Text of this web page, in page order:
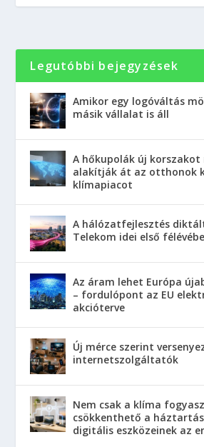
Legutóbbi bejegyzések
Amikor egy logóváltás
másik vállalat is áll
A hőkupolák új
alakítják át az otthonok
klímapiacot
A hálózatfejlesztés
Telekom idei első
Az áram lehet Európa
– fordulópont az EU
akcióterve
Új mérce szerint
internetszolgáltatók
Nem csak a klíma
csökkenthető a
digitális eszközeinek az